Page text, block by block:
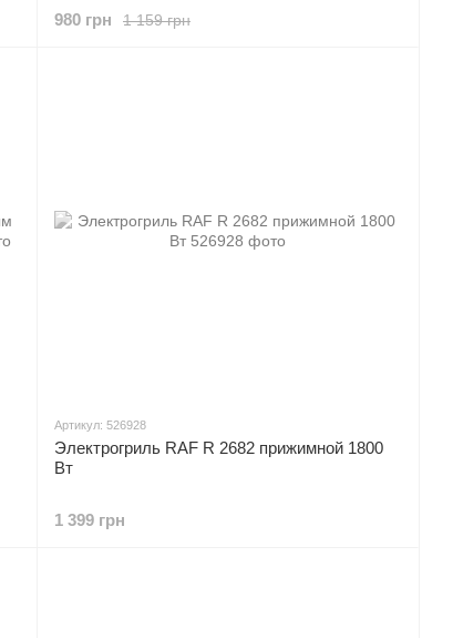
1 159 грн
980 грн
Артикул: 526928
Электрогриль RAF R 2682 прижимной 1800
Вт
1 399 грн